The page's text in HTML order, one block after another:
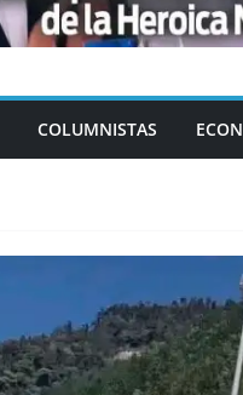
COLUMNISTAS